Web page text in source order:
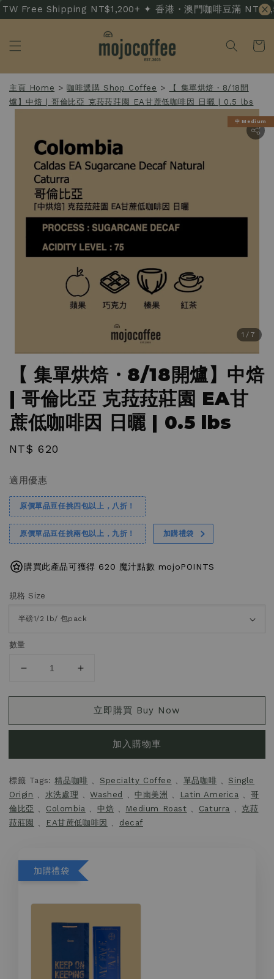
Free Shipping NT$1,200+ ✦ 香港・澳門咖啡豆滿
主頁 Home >咖啡選購 Shop Coffee >
【 集單烘焙・8/18開
爐】中焙 | 哥倫比亞 克菈菈莊園 EA甘蔗低咖啡因 日曬 | 0.5 lbs
1 /7
中 Medium
【 集單烘焙・8/18開爐】中焙
| 哥倫比亞 克菈菈莊園 EA甘
蔗低咖啡因 日曬 | 0.5 lbs
Regular
NT$ 620
適用優惠
原價單品豆任挑四包以上，八折！
原價單品豆任挑兩包以上，九折！ 加購禮袋
購買此產品可獲得 620 魔汁點數 mojoPOINTS
規格 Size
數量
立即購買 Buy Now
加入購物車
標籤 Tags:精品咖啡 、 Specialty Coffee 、 單品咖啡 、 Single
Origin 、 水洗處理 、Washed 、中南美洲 、 Latin America 、 哥
倫比亞 、 Colombia 、中焙 、 Medium Roast 、 Caturra 、 克菈
菈莊園
、 EA甘蔗低咖啡因 、 decaf
加購禮袋